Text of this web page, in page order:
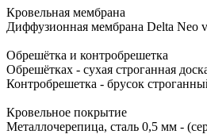
Кровельная мембрана
Диффузионная мембрана Delta Neo
Обрешётка и контробрешетка
Обрешётках - сухая строганная
Контробрешетка - брусок
Кровельное покрытие
Металлочерепица, сталь 0,5 мм -